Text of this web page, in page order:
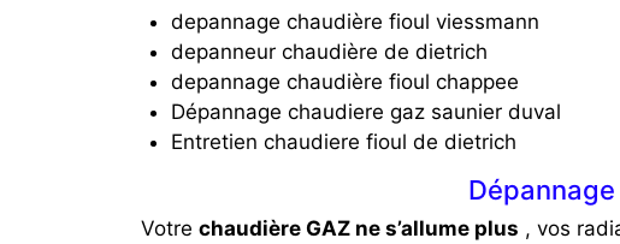
depannage chaudière fioul viessmann
depanneur chaudière de dietrich
depannage chaudière fioul chappee
Dépannage chaudiere gaz saunier duval
Entretien chaudiere fioul de dietrich
Dépannage
Votre chaudière GAZ ne s’allume plus , vos